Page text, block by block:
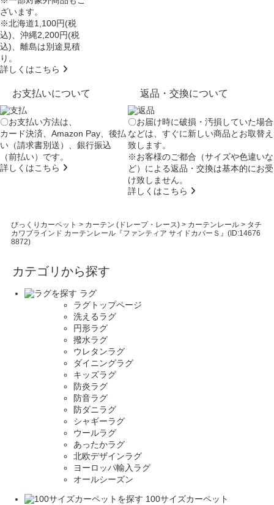
ざいます。
※北海道1,100円(税
込)、沖縄2,200円(税
込)、離島は別途見積
り。
詳しくはこちら
お支払いについて
〇お支払い方法は、
カード決済、Amazon Pay、後払
い（請求書別送）、銀行振込
（前払い）です。
詳しくはこちら
返品・交換について
〇お届け時に破損・汚損していた場合
などは、すぐに新しい商品とお取替え
致します。
※お客様のご都合（サイズや色違いな
ど）による返品・交換は基本的にお受
け致しません。
詳しくはこちら
びっくりカーペット > カーテン (ドレープ・レース)> カーテンレール> タチ
カワブラインド カーテンレール『ファンティア サイドカバーＳ』(ID:14676
8872)
カテゴリから探す
ラグ
ラグトップページ
洗えるラグ
円形ラグ
撥水ラグ
ウレタンラグ
ダイニングラグ
キッズラグ
防炎ラグ
防音ラグ
防ダニラグ
シャギーラグ
ウールラグ
あったかラグ
北欧デザインラグ
ヨーロッパ輸入ラグ
オールシーズン
100サイズカーペット